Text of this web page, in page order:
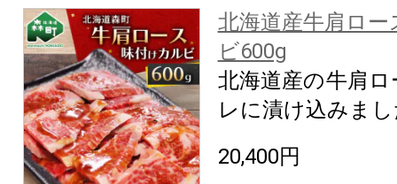
北海道産牛肩ロ
ビ600g
北海道産の牛肩
レに漬け込みま
20,400円